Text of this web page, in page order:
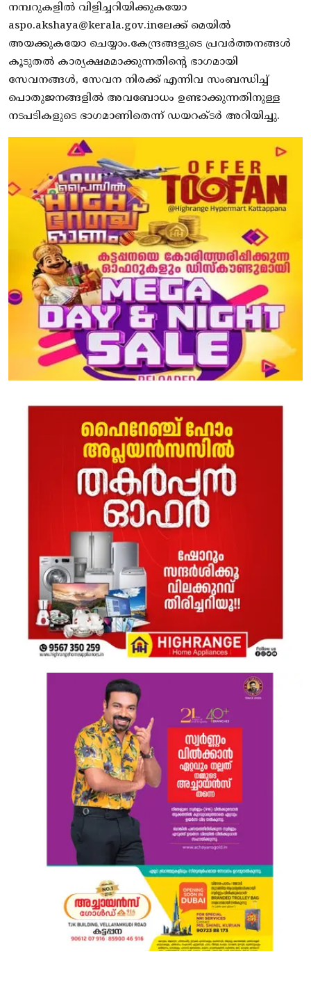
നമ്പറുകളില്‍ വിളിച്ചറിയിക്കുകയോ
aspo.akshaya@kerala.gov.inലേക്ക് മെയില്‍
അയക്കുകയോ ചെയ്യാം.കേന്ദ്രങ്ങളുടെ പ്രവര്‍ത്തനങ്ങള്‍
കൂടുതല്‍ കാര്യക്ഷമമാക്കുന്നതിന്റെ ഭാഗമായി
സേവനങ്ങള്‍, സേവന നിരക്ക് എന്നിവ സംബന്ധിച്ച്
പൊതുജനങ്ങളില്‍ അവബോധം ഉണ്ടാക്കുന്നതിനുള്ള
നടപടികളുടെ ഭാഗമാണിതെന്ന് ഡയറക്ടര്‍ അറിയിച്ചു.